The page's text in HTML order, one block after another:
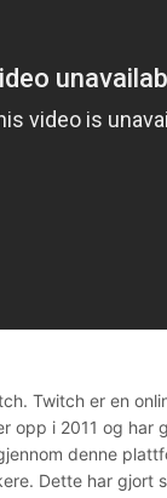
Twitch er en
opp i 2011 og har
denne
Dette har gjort